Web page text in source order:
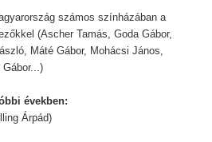
számos színházában a
(Ascher Tamás, Goda Gábor,
Máté Gábor, Mohácsi János,
években:
Árpád)